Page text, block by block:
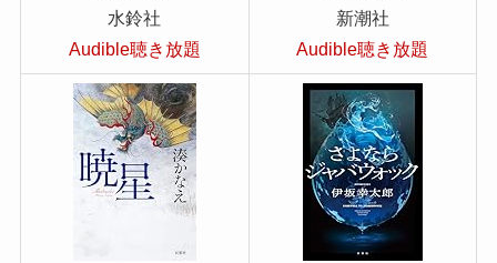
水鈴社
Audible聴き放題
新潮社
Audible聴き放題